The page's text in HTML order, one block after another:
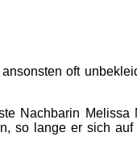
oft
Nachbarin Melissa
so lange er sich